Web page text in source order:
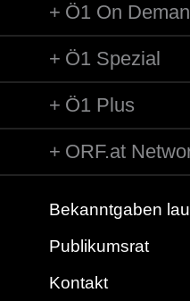
Ö1 On
Ö1 Spezial
Ö1 Plus
ORF.at
Bekanntgaben
Publikumsrat
Kontakt